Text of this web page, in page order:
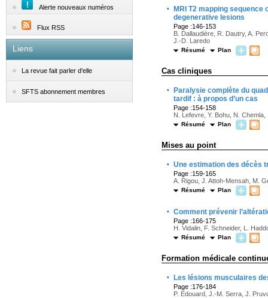
Alerte nouveaux numéros
Flux RSS
Liens
La revue fait parler d'elle
SFTS abonnement membres
·
MRI T2 mapping
degenerative lesions
Page :146-153
B. Dallaudière, R. Dautry, A.
J.-D. Laredo
Résumé Plan
Cas cliniques
·
Paralysie complète du
tardif : à propos d’un cas
Page :154-158
N. Lefevre, Y. Bohu, N.
Résumé Plan
Mises au point
· Une estimation des décès
Page :159-165
A. Rigou, J. Attoh-Mensah, M.
Résumé Plan
· Comment prévenir
Page :166-175
H. Vidalin, F. Schneider, L.
Résumé Plan
Formation médicale
· Les lésions musculaires
Page :176-184
P. Edouard, J.-M. Serra, J.